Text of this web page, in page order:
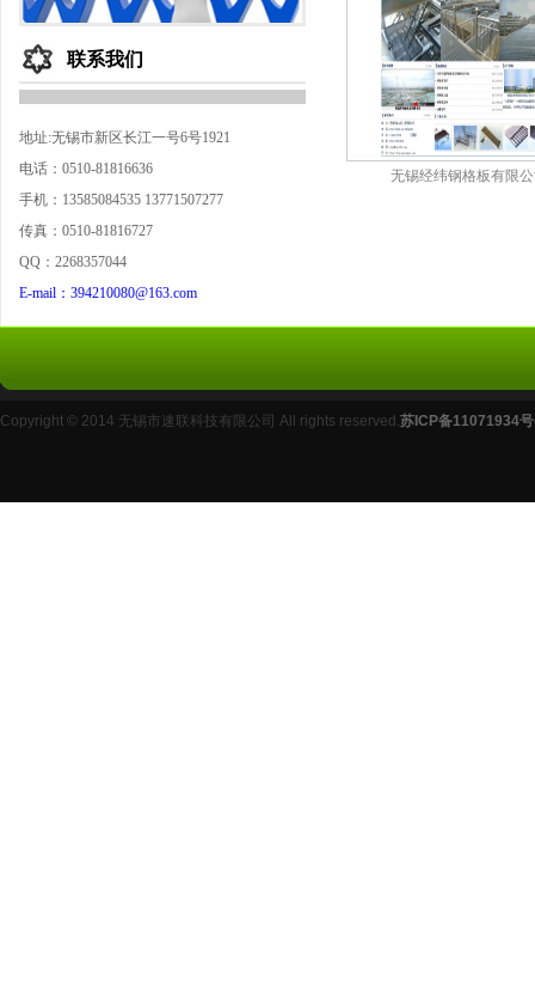
联系我们
地址:无锡市新区长江一号6号1921
电话：0510-81816636
手机：13585084535 13771507277
传真：0510-81816727
QQ：2268357044
E-mail：394210080@163.com
无锡经纬钢格板有限
Copyright © 2014 无锡市速联科技有限公司 All rights reserved. 苏ICP备11071934